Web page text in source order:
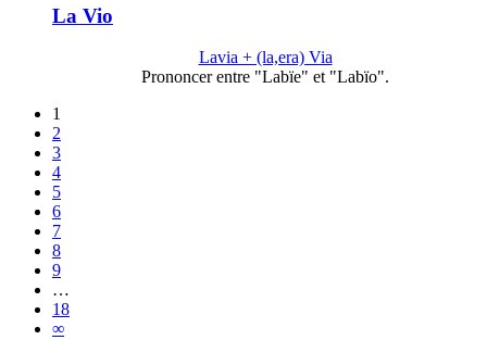
La Vio
Lavia + (la,era) Via
Prononcer entre "Labïe" et "Labïo".
1
2
3
4
5
6
7
8
9
…
18
∞